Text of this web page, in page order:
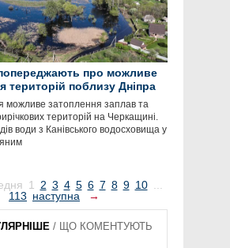
про можливе
територій поблизу Дніпра
можливе затоплення заплав та
територій на Черкащині.
води з Канівського водосховища у
1 2 3 4 5 6 7 8 9 10 ...
113 наступна →
/ ЩО КОМЕНТУЮТЬ